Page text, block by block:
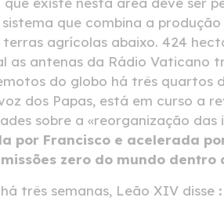
que combina a
agrícolas abaixo. 424
antenas da Rádio Vaticano
do globo há três quartos
dos Papas, está em curso a
sobre a «reorganização das
por Francisco e acelerada
zero do mundo dentro
três semanas, Leão XIV disse